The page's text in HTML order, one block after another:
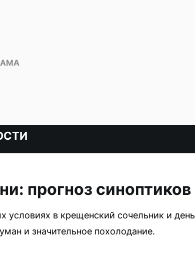
прогноз синоптиков
в крещенский сочельник и день
и значительное похолодание.